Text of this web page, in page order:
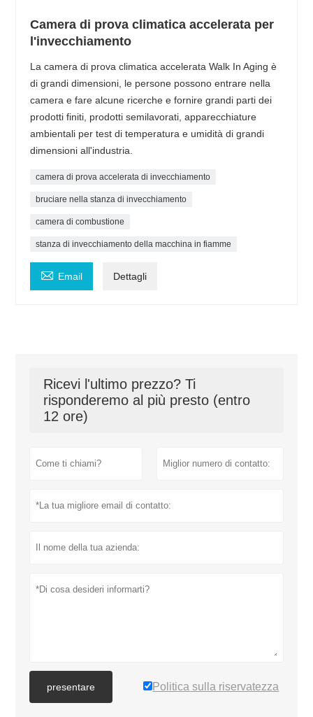
Camera di prova climatica accelerata per
l'invecchiamento
La camera di prova climatica accelerata Walk In Aging è
di grandi dimensioni, le persone possono entrare nella
camera e fare alcune ricerche e fornire grandi parti dei
prodotti finiti, prodotti semilavorati, apparecchiature
ambientali per test di temperatura e umidità di grandi
dimensioni all'industria.
camera di prova accelerata di invecchiamento
bruciare nella stanza di invecchiamento
camera di combustione
stanza di invecchiamento della macchina in fiamme
 Email Dettagli
Ricevi l'ultimo prezzo? Ti
risponderemo al più presto (entro
12 ore)
presentare Politica sulla riservatezza